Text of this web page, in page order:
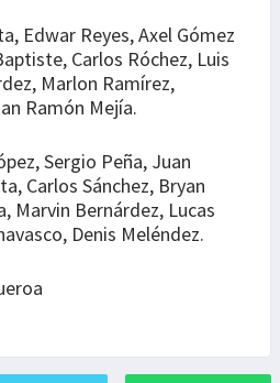
Edwar Reyes, Axel Gómez
Carlos Róchez, Luis
Marlon Ramírez,
Ramón Mejía.
Sergio Peña, Juan
Carlos Sánchez, Bryan
Marvin Bernárdez, Lucas
Denis Meléndez.